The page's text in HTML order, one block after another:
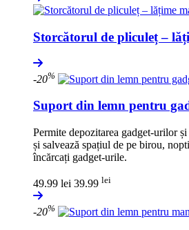
Storcătorul de pliculeț –
-20%
Suport din lemn pentru
Permite depozitarea gadget-urilor
și salvează spațiul de pe birou,
încărcați gadget-urile.
49.99 lei 39.99 lei
-20%